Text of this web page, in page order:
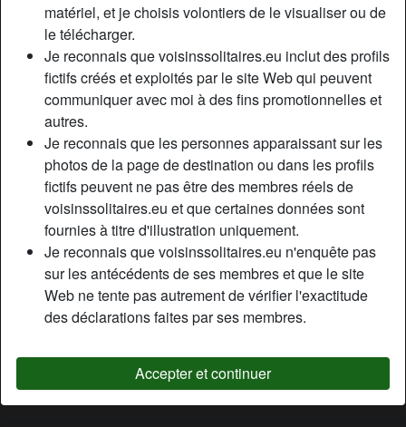
matériel, et je choisis volontiers de le visualiser ou de
le télécharger.
Je reconnais que voisinssolitaires.eu inclut des profils
fictifs créés et exploités par le site Web qui peuvent
communiquer avec moi à des fins promotionnelles et
autres.
Je reconnais que les personnes apparaissant sur les
photos de la page de destination ou dans les profils
fictifs peuvent ne pas être des membres réels de
voisinssolitaires.eu et que certaines données sont
fournies à titre d'illustration uniquement.
Je reconnais que voisinssolitaires.eu n'enquête pas
sur les antécédents de ses membres et que le site
Web ne tente pas autrement de vérifier l'exactitude
des déclarations faites par ses membres.
Accepter et continuer
Sexualité:
Hétéro
Relation:
Couleur des cheveux:
Brunette
Couleur des yeux:
Vert
Épilé(e):
Oui
Fumeur(euse):
Description
J’ai été mariée durant 20 ans, et je peux dire que je suis
une femme d’expérience qui sait comment faire jouir un
homme et le vider bien a fond. Si tenter l’expérience de la
femme cougar te tente, alors contacte moi par message
privé. Je cherche un homme que mes rondeurs ne
dérangera pas, de 18 à 40 ans.
Cherche
N'a spécifié aucune préférence